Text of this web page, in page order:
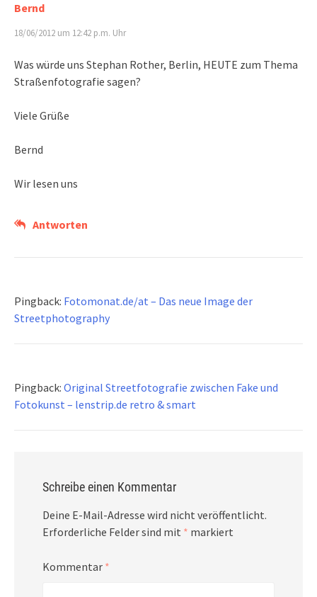
Bernd
18/06/2012 um 12:42 p.m. Uhr
Was würde uns Stephan Rother, Berlin, HEUTE zum Thema
Straßenfotografie sagen?
Viele Grüße
Bernd
Wir lesen uns
Antworten
Pingback: Fotomonat.de/at – Das neue Image der
Streetphotography
Pingback: Original Streetfotografie zwischen Fake und
Fotokunst – lenstrip.de retro & smart
Schreibe einen Kommentar
Deine E-Mail-Adresse wird nicht veröffentlicht.
Erforderliche Felder sind mit * markiert
Kommentar *